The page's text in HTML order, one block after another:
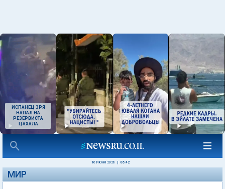
ИСПАНЕЦ ЗРЯ
НАПАЛ НА
РЕЗЕРВИСТА
ЦАХАЛА
16 ИЮНЯ 2026 06:42
МИР